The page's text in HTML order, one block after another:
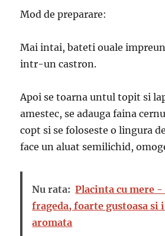
Mod de preparare:
Mai intai, bateti ouale
intr-un castron.
Apoi se toarna untul topit si
amestec, se adauga faina
copt si se foloseste o lingura
face un aluat semilichid,
Nu rata: Placinta cu mere -
frageda, foarte gustoasa si
aromata